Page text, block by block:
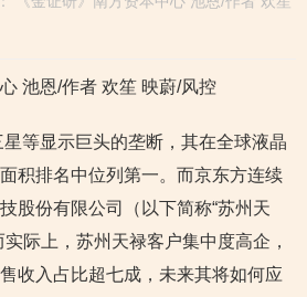
池恩/作者 欢笙 映蔚/风控
等显示巨头的垄断，其在全球液晶
积排名中位列第一。而京东方连续
股份有限公司（以下简称“苏州天
际上，苏州天禄客户集中度高企，
收入占比超七成，未来其将如何应